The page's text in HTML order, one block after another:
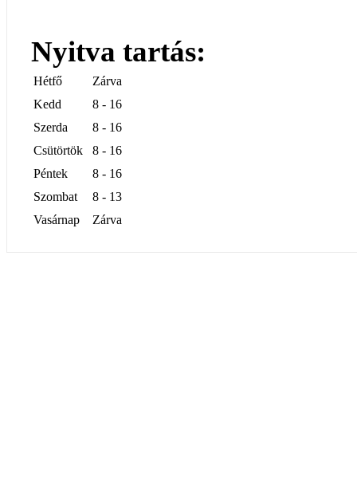
Nyitva tartás:
Hétfő
Zárva
Kedd
8 - 16
Szerda
8 - 16
Csütörtök
8 - 16
Péntek
8 - 16
Szombat
8 - 13
Vasárnap
Zárva